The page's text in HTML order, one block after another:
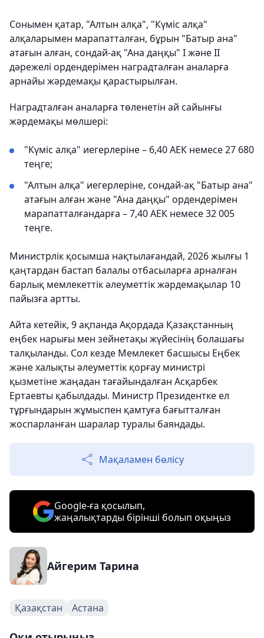
Сонымен қатар, "Алтын алқа", "Күміс алқа"
алқаларымен марапатталған, бұрын "Батыр ана"
атағын алған, сондай-ақ "Ана даңқы" I және II
дәрежелі ордендерімен наградталған аналарға
арнайы жәрдемақы қарастырылған.
Наградталған аналарға төленетін ай сайынғы
жәрдемақы мөлшері:
"Күміс алқа" иегерлеріне – 6,40 АЕК немесе 27 680
теңге;
"Алтын алқа" иегерлеріне, сондай-ақ "Батыр ана"
атағын алған және "Ана даңқы" ордендерімен
марапатталғандарға – 7,40 АЕК немесе 32 005
теңге.
Министрлік қосымша нақтылағандай, 2026 жылғы 1
қаңтардан бастап балалы отбасыларға арналған
барлық мемлекеттік әлеуметтік жәрдемақылар 10
пайызға артты.
Айта кетейік, 9 ақпанда Ақордада Қазақстанның
еңбек нарығы мен зейнетақы жүйесінің болашағы
талқыланды. Сол кезде Мемлекет басшысы Еңбек
және халықты әлеуметтік қорғау министрі
қызметіне жаңадан тағайындалған Асқарбек
Ертаевты қабылдады. Министр Президентке ел
тұрғындарын жұмыспен қамтуға бағытталған
жоспарланған шаралар туралы баяндады.
Мақаламен бөлісу
Google-ға қосылып,
жаңалықтарды бірінші болып оқыңыз
Айгерим Тарина
Қазақстан Астана